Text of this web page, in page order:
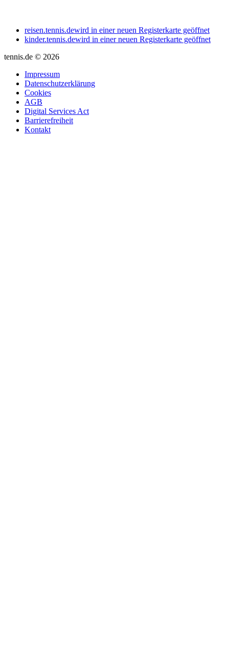
reisen.tennis.dewird in einer neuen Registerkarte geöffnet
kinder.tennis.dewird in einer neuen Registerkarte geöffnet
tennis.de © 2026
Impressum
Datenschutzerklärung
Cookies
AGB
Digital Services Act
Barrierefreiheit
Kontakt